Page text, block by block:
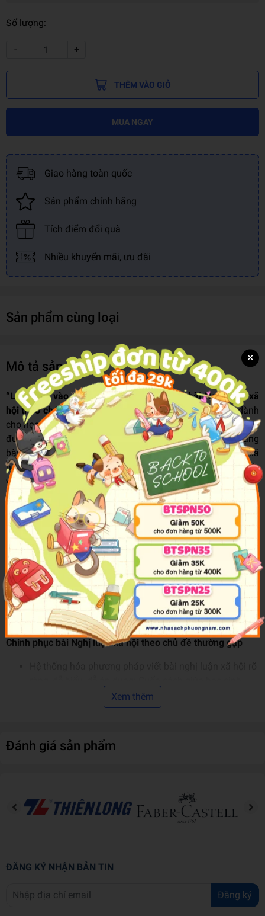
Số lượng:
- +
THÊM VÀO GIỎ
MUA NGAY
Giao hàng toàn quốc
Sản phẩm chính hãng
Tích điểm đổi quà
Nhiều khuyến mãi, ưu đãi
Sản phẩm cùng loại
Mô tả sản phẩm
“Luyện thi vào 10 Ngữ Văn – Chinh phục bài Nghị luận xã
hội theo chủ đề thường gặp”
là cuốn sách chuyên sâu dành
cho học sinh lớp 9 chuẩn bị bước vào kỳ thi vào lớp 10. Sách
được chia làm hai phần rõ ràng: Phương pháp viết các dạng
bài nghị luận xã hội; Thực hành viết một số bài nghị luận xã
hội. Cuốn sách được biên soạn từ những giáo viên có uy tín
và kinh nghiệm nhiều năm biên soạn sách tham khảo, sách
luyện thi bám sát chương trình học và thi – Là bộ luyện đề
chất lượng mới nhất chiếm trọn sự mong đợi của các học
sinh lớp 9.
Luyện thi vào 10 Ngữ Văn – Chinh phục bài Nghị luận xã hội
theo chủ đề thường gặpchính là trợ thủ đắc lực giúp học
sinh rèn kỹ năng viết văn nghị luận xã hội và nâng cao tư
duy lập luận, xử lý các dạng đề để có thể đạt điểm cao trong
các kỳ thi đặc biệt là kỳ thi vào 10.
Ưu điểm nổi bật của sách: Luyện thi vào 10 Ngữ Văn –
Chinh phục bài Nghị luận xã hội theo chủ đề thường gặp
nắm vững quy trình viết bài nghị luận xã hội từ cách
đọc – hiểu đề đến cách viết đoạn văn, triển khai luận
Tổng hợp đầy đủ các dạng bài thường gặp trong đề
thi: Nội dung được chọn lọc kỹ lưỡng từ đề thi vào 10
30+ chủ đề bám sát thực tế, cập nhật xu hướng ra đề
mới trong những năm gần đây. Các đề tài trong sách
giúp học sinh không chỉ rèn kỹ năng viết, mà còn phát
yếu tố được đánh giá cao trong bài thi nghị luận xã
Xem thêm
Đánh giá sản phẩm
ĐĂNG KÝ NHẬN BẢN TIN
Đăng ký
×